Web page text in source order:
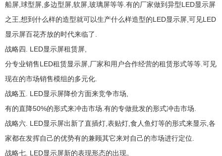
船屏,球型屏,多边型屏,软屏,玻璃屏等等.有的厂家做到异型LED显示屏
之王,想到什么样的造型就可以生产什么样造型的LED显示屏,可见LED
显示屏百花齐放的时代来临了.
战略四. LED显示屏租赁屏,
分专业销售LED租赁显示屏,厂家和用户合作经营的租赁形式等等.可见
现在的市场销售模组的多元化.
战略五. LED显示屏降价方面来竞争市场,
有的直降50%的形式来冲击市场.有的专做批发的形式冲击市场.
战略六. LED显示屏出新了直插灯,表贴灯,食人鱼灯等的形式来显示,各
家都在发挥自己的优势有的兼顾其它来对自己的市场进行定位.
战略七. LED显示屏新的表现形态的出现。